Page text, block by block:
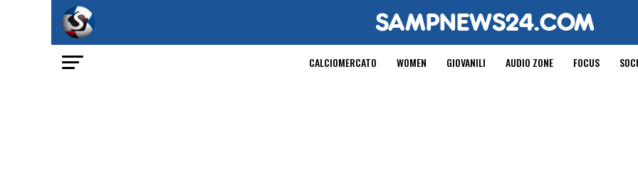
CALCIOMERCATO WOMEN GIOVANILI AUDIO ZONE FOCUS